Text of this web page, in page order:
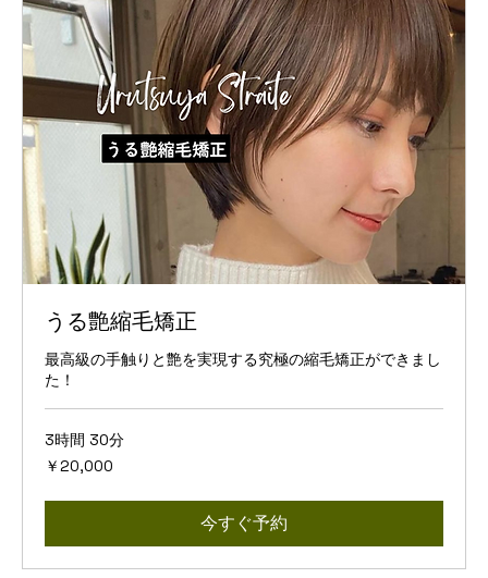
うる艶縮毛矯正
最高級の手触りと艶を実現する究極の縮毛矯正ができまし
た！
3時間 30分
20,000
円
￥20,000
今すぐ予約